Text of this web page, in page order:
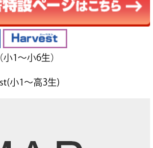
1～小6生）
小1～高3生)